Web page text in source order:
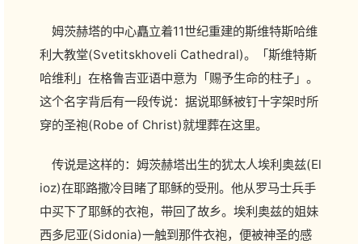
姆茨赫塔的中心矗立着11世纪重建的斯维特斯哈维
利大教堂(Svetitskhoveli Cathedral)。「斯维特斯
哈维利」在格鲁吉亚语中意为「赐予生命的柱子」。
这个名字背后有一段传说：据说耶稣被钉十字架时所
穿的圣袍(Robe of Christ)就埋葬在这里。
传说是这样的：姆茨赫塔出生的犹太人埃利奥兹(El
ioz)在耶路撒冷目睹了耶稣的受刑。他从罗马士兵手
中买下了耶稣的衣袍，带回了故乡。埃利奥兹的姐妹
西多尼亚(Sidonia)一触到那件衣袍，便被神圣的感